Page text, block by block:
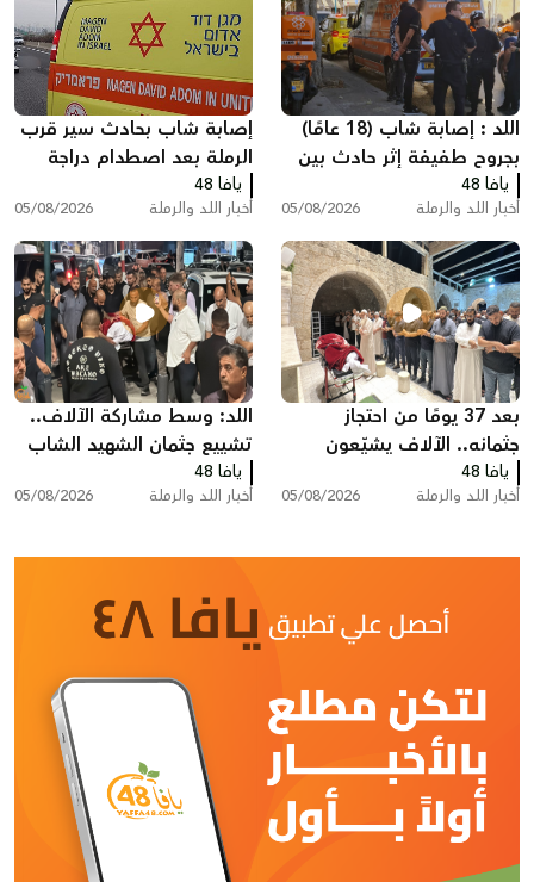
اللد : إصابة شاب (18 عامًا)
بجروح طفيفة إثر حادث بين
مركبة وشاحنة سحب
يافا 48
أخبار اللد والرملة 05/08/2026
إصابة شاب بحادث سير قرب
الرملة بعد اصطدام دراجة
نارية بسيارة
يافا 48
أخبار اللد والرملة 05/08/2026
بعد 37 يومًا من احتجاز
جثمانه.. الآلاف يشيّعون
المغدور سامي أحمد
جعصوص في اللد
يافا 48
أخبار اللد والرملة 05/08/2026
اللد: وسط مشاركة الآلاف..
تشييع جثمان الشهيد الشاب
سامي جعصوص
يافا 48
أخبار اللد والرملة 05/08/2026